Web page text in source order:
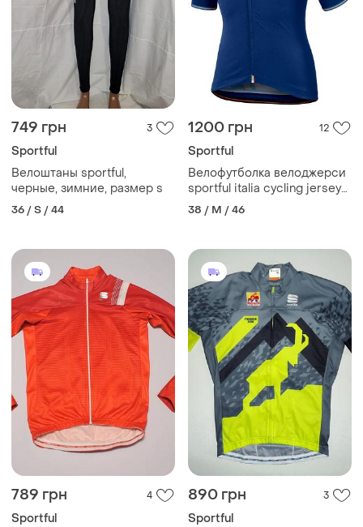
749 грн 3
Sportful
Велоштаны sportful,
черные, зимние, размер s
36 / S / 44
1200 грн 12
Sportful
Велофутболка велоджерси
sportful italia cycling jersey
(m)
38 / M / 46
789 грн 4
Sportful
890 грн 3
Sportful